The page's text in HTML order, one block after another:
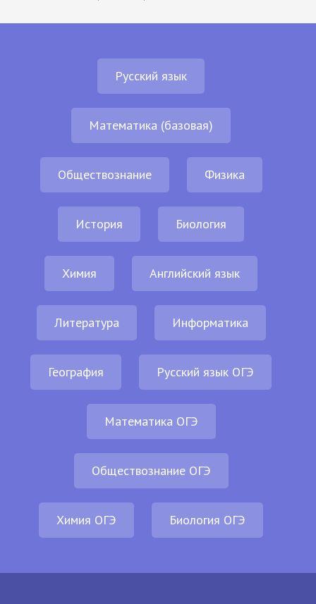
Русский язык
Математика (базовая)
Обществознание Физика
История Биология
Химия Английский язык
Литература Информатика
География Русский язык ОГЭ
Математика ОГЭ
Обществознание ОГЭ
Химия ОГЭ Биология ОГЭ